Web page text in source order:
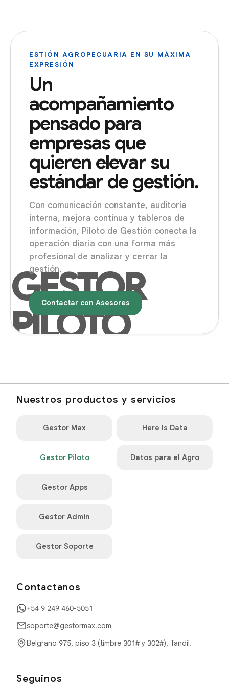
ESTIÓN AGROPECUARIA EN SU MÁXIMA
EXPRESIÓN
Un
acompañamiento
pensado para
empresas que
quieren elevar su
estándar de gestión.
Con comunicación constante, auditoría
interna, mejora continua y tableros de
información, Piloto de Gestión conecta la
operación diaria con una forma más
profesional de analizar y cerrar la
gestión.
Contactar con Asesores
Nuestros productos y servicios
Gestor Max
Gestor Piloto
Gestor Apps
Gestor Admin
Gestor Soporte
Here Is Data
Datos para el Agro
Contactanos
+54 9 249 460-5051
soporte@gestormax.com
Belgrano 975, piso 3 (timbre 301# y 302#), Tandil.
Seguinos